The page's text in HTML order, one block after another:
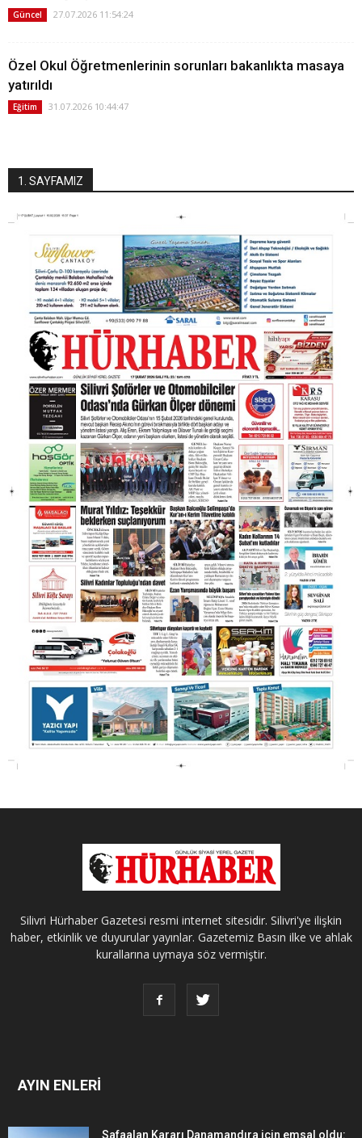
Güncel 27.07.2026 11:54:24
Özel Okul Öğretmenlerinin sorunları bakanlıkta masaya
yatırıldı
Eğitim 31.07.2026 10:44:47
1. SAYFAMIZ
Silivri Hürhaber Gazetesi resmi internet sitesidir. Silivri'ye ilişkin
haber, etkinlik ve duyurular yayınlar. Gazetemiz Basın ilke ve ahlak
kurallarına uymaya söz vermiştir.
AYIN ENLERİ
Safaalan Kararı Danamandıra için emsal oldu: